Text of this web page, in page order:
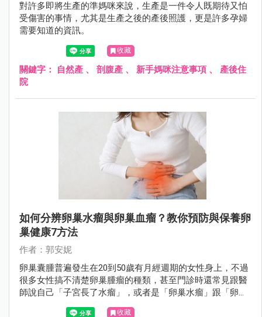
對許多即將生產的準媽咪來說，生產是一件令人既期待又怕
受傷害的事情，尤其是生產之後的產後照護，更是許多孕婦
需要知道的資訊。
收藏
關鍵字： 自然產 、 剖腹產 、 新手媽咪注意事項 、 產後住
院
如何分辨卵巢水瘤與卵巢血瘤？教你預防與保養卵
巢健康7方法
作者：郭安妮
卵巢囊腫普遍發生在20到50歲有月經週期的女性身上，不過
很多女性搞不清楚卵巢腫瘤的種類，甚至門診時還常見跟醫
師說自己「子宮長了水瘤」，或者是「卵巢水瘤」跟「卵巢
血瘤」分不清楚，女性朋友應該要認識什麼是卵巢囊腫。
收藏